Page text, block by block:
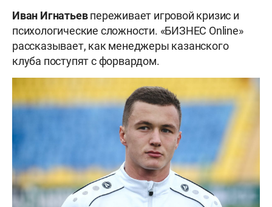
Иван Игнатьевпереживает игровой кризис и
психологические сложности. «БИЗНЕС Online»
рассказывает, как менеджеры казанского
клуба поступят с форвардом.